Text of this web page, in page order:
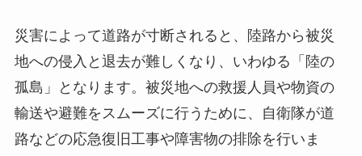
災害によって道路が寸断されると、陸路から被災
地への侵入と退去が難しくなり、いわゆる「陸の
孤島」となります。被災地への救援人員や物資の
輸送や避難をスムーズに行うために、自衛隊が道
路などの応急復旧工事や障害物の排除を行いま